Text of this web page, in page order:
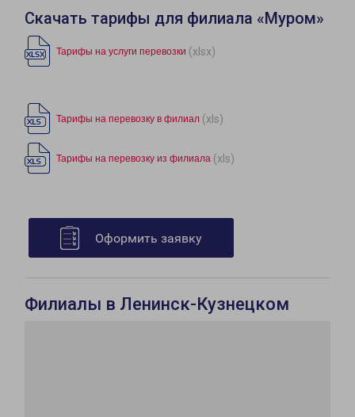
Скачать тарифы для филиала «Муром»
Тарифы на услуги перевозки (xlsx)
Тарифы на перевозку в филиал (xls)
Тарифы на перевозку из филиала (xls)
Оформить заявку
Филиалы в Ленинск-Кузнецком